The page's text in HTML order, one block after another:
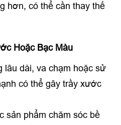
hơn, có thể cần thay thế
Hoặc Bạc Màu
lâu dài, va chạm hoặc sử
có thể gây trầy xước
sản phẩm chăm sóc bề